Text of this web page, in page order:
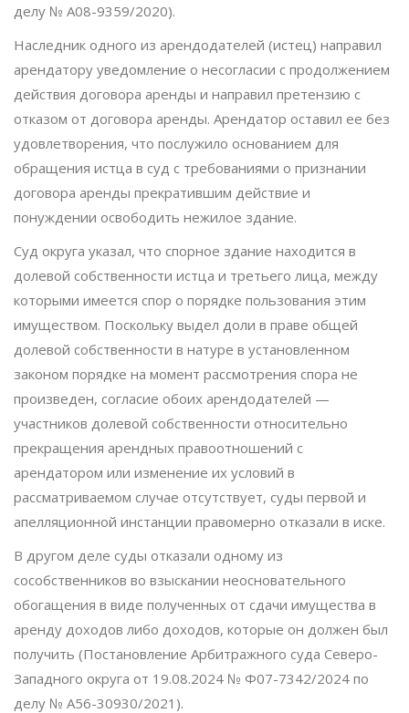
делу № А08-9359/2020).
Наследник одного из арендодателей (истец) направил
арендатору уведомление о несогласии с продолжением
действия договора аренды и направил претензию с
отказом от договора аренды. Арендатор оставил ее без
удовлетворения, что послужило основанием для
обращения истца в суд с требованиями о признании
договора аренды прекратившим действие и
понуждении освободить нежилое здание.
Суд округа указал, что спорное здание находится в
долевой собственности истца и третьего лица, между
которыми имеется спор о порядке пользования этим
имуществом. Поскольку выдел доли в праве общей
долевой собственности в натуре в установленном
законом порядке на момент рассмотрения спора не
произведен, согласие обоих арендодателей —
участников долевой собственности относительно
прекращения арендных правоотношений с
арендатором или изменение их условий в
рассматриваемом случае отсутствует, суды первой и
апелляционной инстанции правомерно отказали в иске.
В другом деле суды отказали одному из
сособственников во взыскании неосновательного
обогащения в виде полученных от сдачи имущества в
аренду доходов либо доходов, которые он должен был
получить (Постановление Арбитражного суда Северо-
Западного округа от 19.08.2024 № Ф07-7342/2024 по
делу № А56-30930/2021).